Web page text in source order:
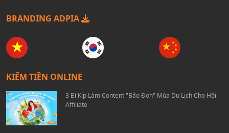
BRANDING ADPIA
KIẾM TIỀN ONLINE
3 Bí Kíp Làm Content "Bão Đơn" Mùa Du Lịch Cho Hội
Affiliate